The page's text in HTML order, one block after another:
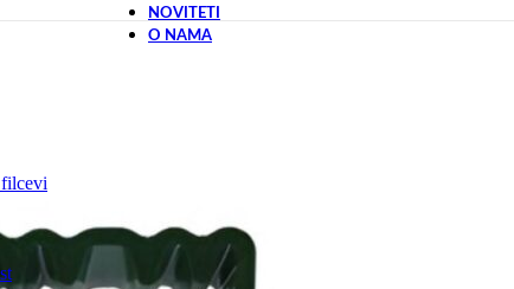
NOVITETI
O NAMA